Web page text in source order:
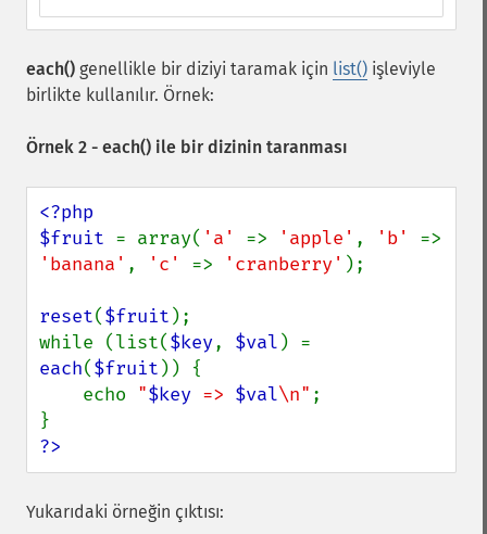
each() genellikle bir diziyi taramak için list() işleviyle
birlikte kullanılır. Örnek:
Örnek 2 - each() ile bir dizinin taranması
<?php
$fruit = array( 'a' => 'apple' , 'b'
'banana' , 'c' => 'cranberry' );
reset($fruit );
while (list($key, $val
each($fruit )) {
    echo
"$key => $val\n" ;
?>
Yukarıdaki örneğin çıktısı: